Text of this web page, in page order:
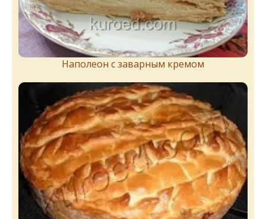
Наполеон с заварным кремом